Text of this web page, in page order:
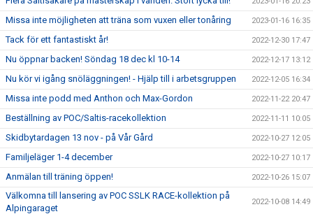
Missa inte möjligheten att träna som vuxen eller tonåring 2023-01-16 16:35
Tack för ett fantastiskt år! 2022-12-30 17:47
Nu öppnar backen! Söndag 18 dec kl 10-14 2022-12-17 13:12
Nu kör vi igång snöläggningen! - Hjälp till i arbetsgruppen 2022-12-05 16:34
Missa inte podd med Anthon och Max-Gordon 2022-11-22 20:47
Beställning av POC/Saltis-racekollektion 2022-11-11 10:05
Skidbytardagen 13 nov - på Vår Gård 2022-10-27 12:05
Familjeläger 1-4 december 2022-10-27 10:17
Anmälan till träning öppen! 2022-10-26 15:07
Välkomna till lansering av POC SSLK RACE-kollektion på
Alpingaraget
2022-10-08 14:49